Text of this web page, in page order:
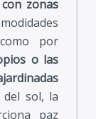
zonas
por
o las
sol, la
paz